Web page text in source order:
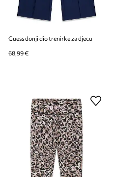
Guess donji dio trenirke za djecu
68,99 €